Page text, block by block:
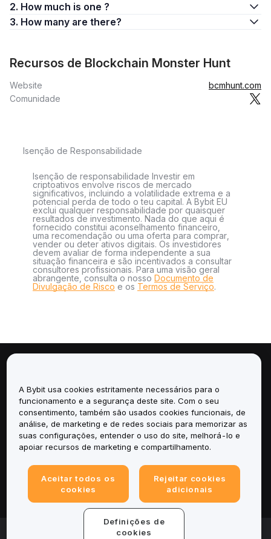
2. How much is one ?
3. How many are there?
Recursos de Blockchain Monster Hunt
Website
bcmhunt.com
Comunidade
Isenção de Responsabilidade
Isenção de responsabilidade Investir em
criptoativos envolve riscos de mercado
significativos, incluindo a volatilidade extrema e a
potencial perda de todo o teu capital. A Bybit EU
exclui qualquer responsabilidade por quaisquer
resultados de investimento. Nada do que aqui é
fornecido constitui aconselhamento financeiro,
uma recomendação ou uma oferta para comprar,
vender ou deter ativos digitais. Os investidores
devem avaliar de forma independente a sua
situação financeira e são incentivados a consultar
consultores profissionais. Para uma visão geral
abrangente, consulta o nosso Documento de
Divulgação de Risco e os Termos de Serviço.
Serviços
Suporte
© 2025-2026 Bybit.eu. Todos os direitos reservados.
A Bybit usa cookies estritamente necessários para o
funcionamento e a segurança deste site. Com o seu
consentimento, também são usados cookies funcionais, de
análise, de marketing e de redes sociais para memorizar as
suas configurações, entender o uso do site, melhorá-lo e
apoiar recursos de marketing e compartilhamento.
Aceitar todos os
cookies
Rejeitar cookies
adicionais
Definições de
cookies